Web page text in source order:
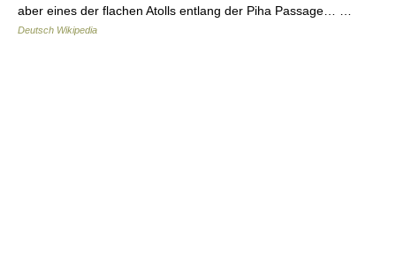
aber eines der flachen Atolls entlang der Piha Passage… …
Deutsch Wikipedia